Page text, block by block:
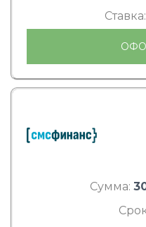
Сумма: